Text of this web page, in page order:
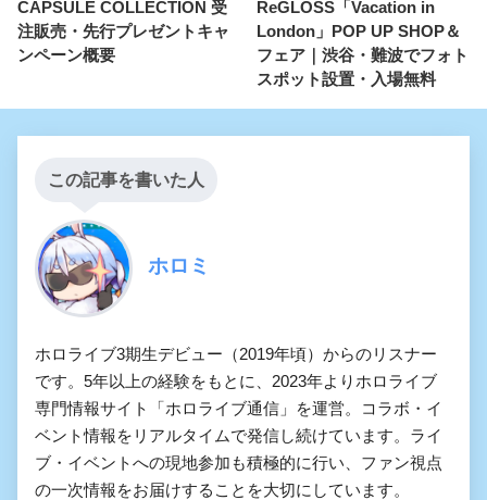
CAPSULE COLLECTION 受
注販売・先行プレゼントキャ
ンペーン概要
ReGLOSS「Vacation in
London」POP UP SHOP＆
フェア｜渋谷・難波でフォト
スポット設置・入場無料
この記事を書いた人
ホロミ
ホロライブ3期生デビュー（2019年頃）からのリスナー
です。5年以上の経験をもとに、2023年よりホロライブ
専門情報サイト「ホロライブ通信」を運営。コラボ・イ
ベント情報をリアルタイムで発信し続けています。ライ
ブ・イベントへの現地参加も積極的に行い、ファン視点
の一次情報をお届けすることを大切にしています。